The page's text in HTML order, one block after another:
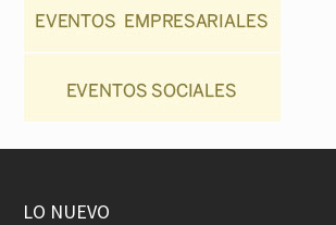
LO NUEVO